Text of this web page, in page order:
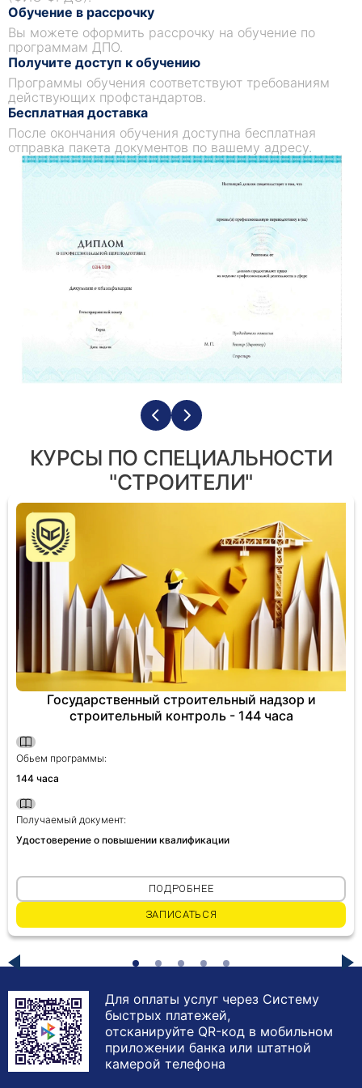
Обучение в рассрочку
Вы можете оформить рассрочку на обучение по
программам ДПО.
Получите доступ к обучению
Программы обучения соответствуют требованиям
действующих профстандартов.
Бесплатная доставка
После окончания обучения доступна бесплатная
отправка пакета документов по вашему адресу.
КУРСЫ ПО СПЕЦИАЛЬНОСТИ
"СТРОИТЕЛИ"
Государственный строительный надзор и
строительный контроль - 144 часа
Обьем программы:
144 часа
Получаемый документ:
Удостоверение о повышении квалификации
ПОДРОБНЕЕ
ЗАПИСАТЬСЯ
Для оплаты услуг через Систему
быстрых платежей,
отсканируйте QR-код в мобильном
приложении банка или штатной
камерой телефона